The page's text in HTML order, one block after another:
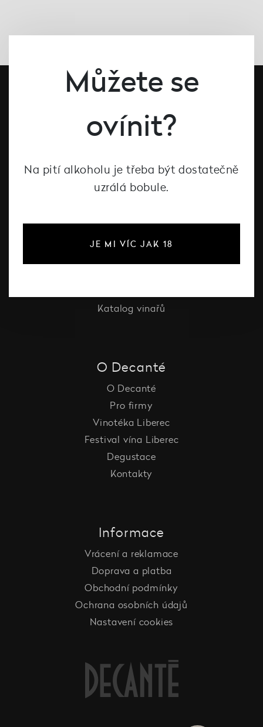
#dcntjelaska
Bílé víno
Červené víno
Katalog vinařů
O Decanté
O Decanté
Pro firmy
Vinotéka Liberec
Festival vína Liberec
Degustace
Kontakty
Informace
Vrácení a reklamace
Doprava a platba
Obchodní podmínky
Ochrana osobních údajů
Nastavení cookies
Můžete se
ovínit?
Na pití alkoholu je třeba být dostatečně
uzrálá bobule.
JE MI VÍC JAK 18